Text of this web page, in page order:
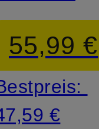
55,99 €
€